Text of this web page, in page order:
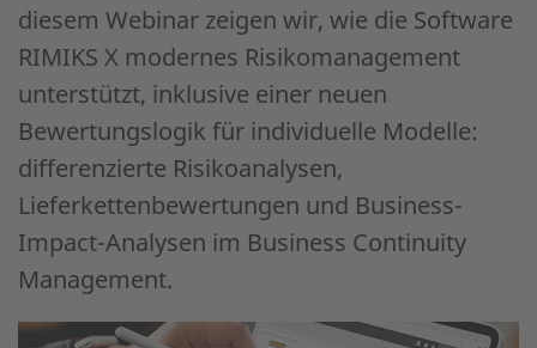
diesem Webinar zeigen wir, wie die Software
RIMIKS X modernes Risikomanagement
unterstützt, inklusive einer neuen
Bewertungslogik für individuelle Modelle:
differenzierte Risikoanalysen,
Lieferkettenbewertungen und Business-
Impact-Analysen im Business Continuity
Management.